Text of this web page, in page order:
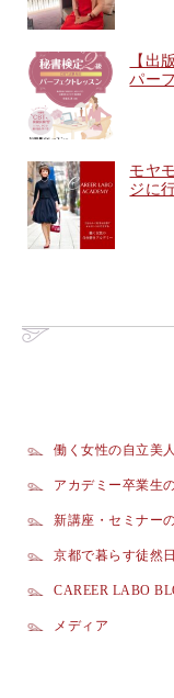
【出
パー
モヤ
ジに
働く女性の自立美
アカデミー卒業生
新講座・セミナー
京都で暮らす徒然
CAREER LABO
メディア